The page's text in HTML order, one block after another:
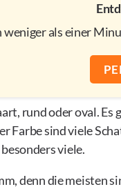
weniger als einer
rund oder oval.
Farbe sind viele
viele.
denn die meisten